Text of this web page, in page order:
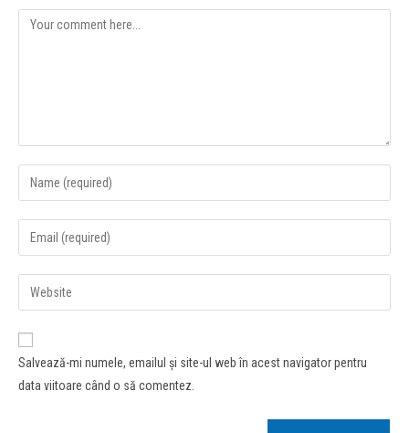
Salvează-mi numele, emailul și site-ul web în acest navigator pentru
data viitoare când o să comentez.